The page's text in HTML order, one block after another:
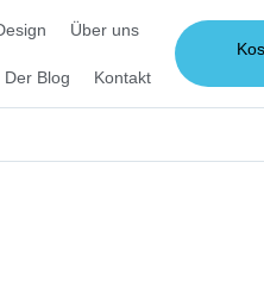
Über uns
Der Blog Kontakt